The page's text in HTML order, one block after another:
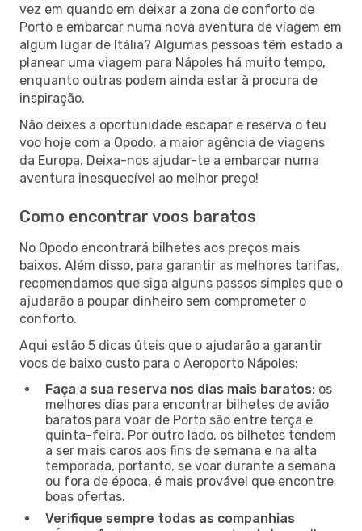
vez em quando em deixar a zona de conforto de
Porto e embarcar numa nova aventura de viagem em
algum lugar de Itália? Algumas pessoas têm estado a
planear uma viagem para Nápoles há muito tempo,
enquanto outras podem ainda estar à procura de
inspiração.
Não deixes a oportunidade escapar e reserva o teu
voo hoje com a Opodo, a maior agência de viagens
da Europa. Deixa-nos ajudar-te a embarcar numa
aventura inesquecível ao melhor preço!
Como encontrar voos baratos
No Opodo encontrará bilhetes aos preços mais
baixos. Além disso, para garantir as melhores tarifas,
recomendamos que siga alguns passos simples que o
ajudarão a poupar dinheiro sem comprometer o
conforto.
Aqui estão 5 dicas úteis que o ajudarão a garantir
voos de baixo custo para o Aeroporto Nápoles:
Faça a sua reserva nos dias mais baratos: os
melhores dias para encontrar bilhetes de avião
baratos para voar de Porto são entre terça e
quinta-feira. Por outro lado, os bilhetes tendem
a ser mais caros aos fins de semana e na alta
temporada, portanto, se voar durante a semana
ou fora de época, é mais provável que encontre
boas ofertas.
Verifique sempre todas as companhias